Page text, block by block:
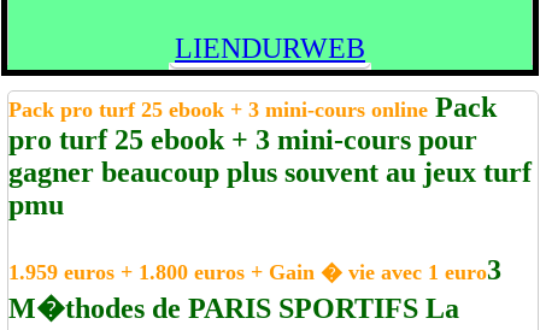
LIENDURWEB
Pack pro turf 25 ebook + 3 mini-cours online Pack
pro turf 25 ebook + 3 mini-cours pour
gagner beaucoup plus souvent au jeux turf
pmu
1.959 euros + 1.800 euros + Gain � vie avec 1 euro3
M�thodes de PARIS SPORTIFS La